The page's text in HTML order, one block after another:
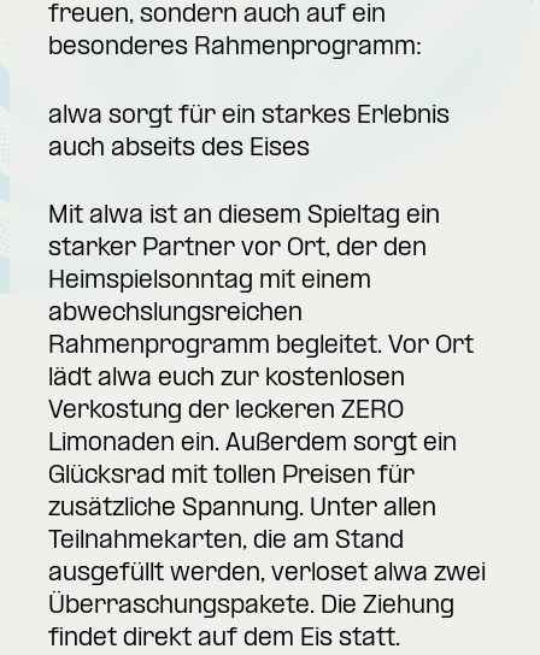
freuen, sondern auch auf ein
besonderes Rahmenprogramm:
alwa sorgt für ein starkes Erlebnis
auch abseits des Eises
Mit alwa ist an diesem Spieltag ein
starker Partner vor Ort, der den
Heimspielsonntag mit einem
abwechslungsreichen
Rahmenprogramm begleitet. Vor Ort
lädt alwa euch zur kostenlosen
Verkostung der leckeren ZERO
Limonaden ein. Außerdem sorgt ein
Glücksrad mit tollen Preisen für
zusätzliche Spannung. Unter allen
Teilnahmekarten, die am Stand
ausgefüllt werden, verloset alwa zwei
Überraschungspakete. Die Ziehung
findet direkt auf dem Eis statt.